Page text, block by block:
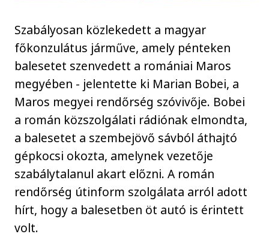
Szabályosan közlekedett a magyar
főkonzulátus járműve, amely pénteken
balesetet szenvedett a romániai Maros
megyében - jelentette ki Marian Bobei, a
Maros megyei rendőrség szóvivője. Bobei
a román közszolgálati rádiónak elmondta,
a balesetet a szembejövő sávból áthajtó
gépkocsi okozta, amelynek vezetője
szabálytalanul akart előzni. A román
rendőrség útinform szolgálata arról adott
hírt, hogy a balesetben öt autó is érintett
volt.